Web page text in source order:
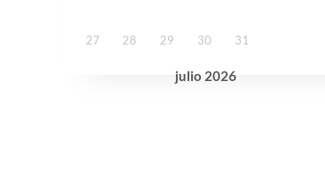
julio 2026
27 28 29 30 31